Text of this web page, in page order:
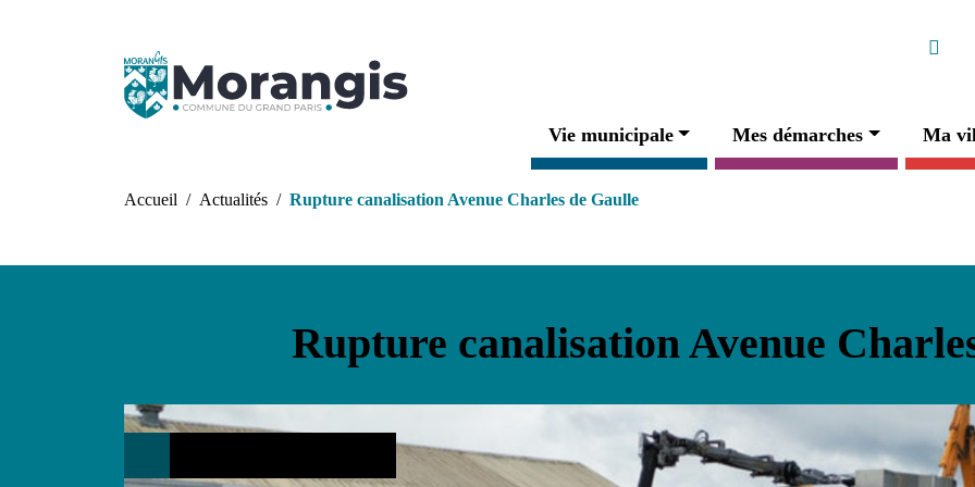
Navigation principale
Vie municipale Mes démarches Ma
Fil d'Ariane
Accueil Actualités Rupture canalisation Avenue Charles de Gaulle
Rupture canalisation Avenue